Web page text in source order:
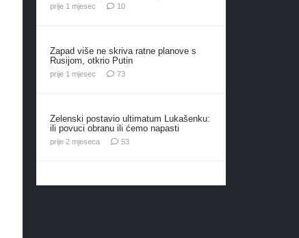
prije 1 mjesec 10komentara
Zapad više ne skriva ratne planove s
Rusijom, otkrio Putin
prije 1 mjesec 73komentara
Zelenski postavio ultimatum Lukašenku:
ili povuci obranu ili ćemo napasti
prije 2 mjeseca 53komentara